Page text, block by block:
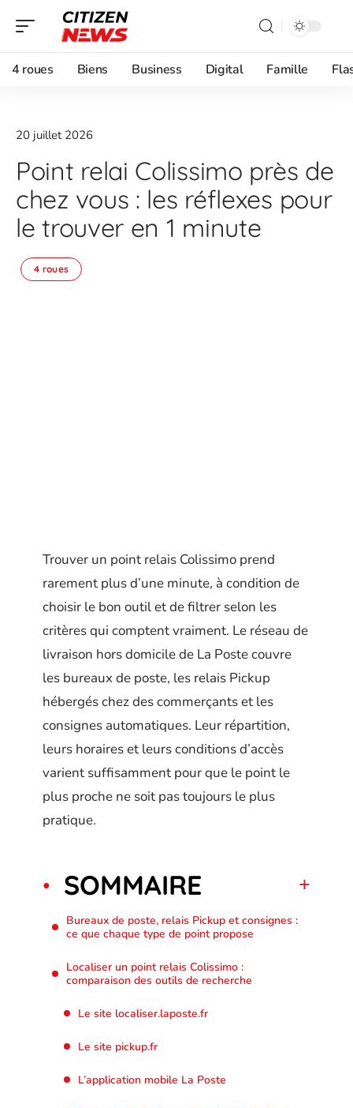
4 roues Biens Business Digital Famille
20 juillet 2026
Point relai Colissimo près de
chez vous : les réflexes pour
le trouver en 1 minute
4 roues
Trouver un point relais Colissimo prend
rarement plus d’une minute, à condition de
choisir le bon outil et de filtrer selon les
critères qui comptent vraiment. Le réseau de
livraison hors domicile de La Poste couvre
les bureaux de poste, les relais Pickup
hébergés chez des commerçants et les
consignes automatiques. Leur répartition,
leurs horaires et leurs conditions d’accès
varient suffisamment pour que le point le
plus proche ne soit pas toujours le plus
pratique.
SOMMAIRE
Bureaux de poste, relais Pickup et consignes :
ce que chaque type de point propose
Localiser un point relais Colissimo :
comparaison des outils de recherche
Le site localiser.laposte.fr
Le site pickup.fr
L’application mobile La Poste